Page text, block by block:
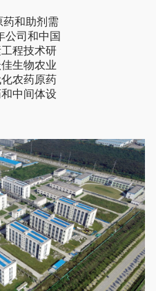
和助剂需
公司和中国
程技术研
生物农业
农药原药
中间体设